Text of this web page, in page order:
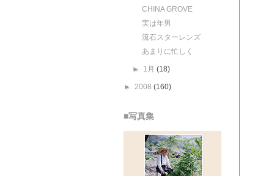
CHINA GROVE
実は年男
流石スターレンズ
あまりに忙しく
► 1月(18)
► 2008 (160)
■写真集